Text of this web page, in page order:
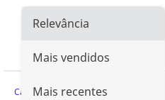
Relevância
Relevância
Mais vendidos
Mais recentes
Casual